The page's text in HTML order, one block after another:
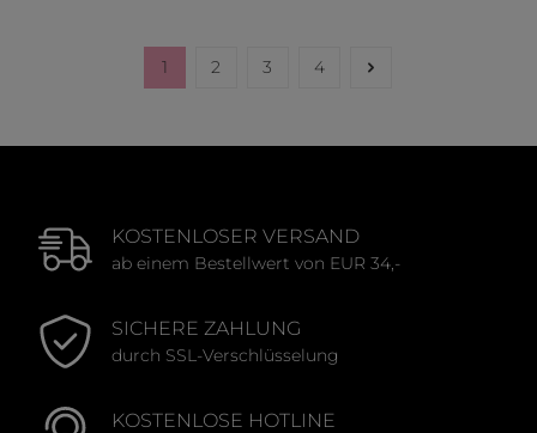
Seite
1 Seite
2 Seite
3 Seite
4
KOSTENLOSER VERSAND
ab einem Bestellwert von EUR 34,-
SICHERE ZAHLUNG
durch SSL-Verschlüsselung
KOSTENLOSE HOTLINE